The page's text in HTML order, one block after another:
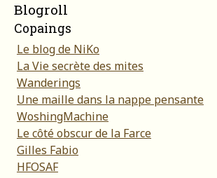
Blogroll
Copaings
Le blog de NiKo
La Vie secrète des mites
Wanderings
Une maille dans la nappe pensante
WoshingMachine
Le côté obscur de la Farce
Gilles Fabio
HFOSAF